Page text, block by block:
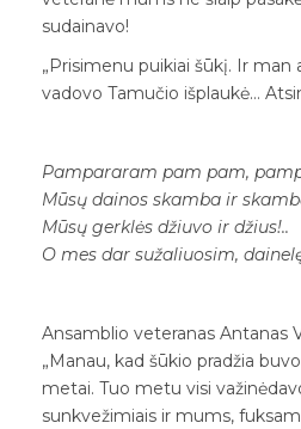
sudainavo!
„Prisimenu puikiai šūkį. Ir man
vadovo Tamučio išplaukė…
Pampararam pam pam,
Mūsų dainos skamba ir
Mūsų gerklės džiuvo ir džius!..
O mes dar sužaliuosim,
Ansamblio veteranas Antanas
„Manau, kad šūkio pradžia
metai. Tuo metu visi
sunkvežimiais ir mums,